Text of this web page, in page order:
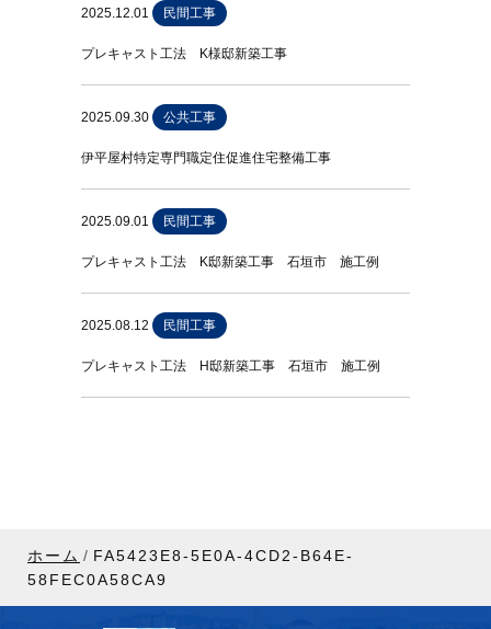
2025.12.01 民間工事
プレキャスト工法 K様邸新築工事
2025.09.30 公共工事
伊平屋村特定専門職定住促進住宅整備工事
2025.09.01 民間工事
プレキャスト工法 K邸新築工事 石垣市 施工例
2025.08.12 民間工事
プレキャスト工法 H邸新築工事 石垣市 施工例
ホーム
FA5423E8-5E0A-4CD2-B64E-
58FEC0A58CA9